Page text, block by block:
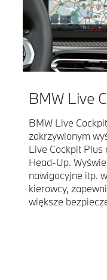
BMW Live
BMW Live
zakrzywionym
Live Cockpit Plus
Head-Up.
nawigacyjne itp.
kierowcy,
większe